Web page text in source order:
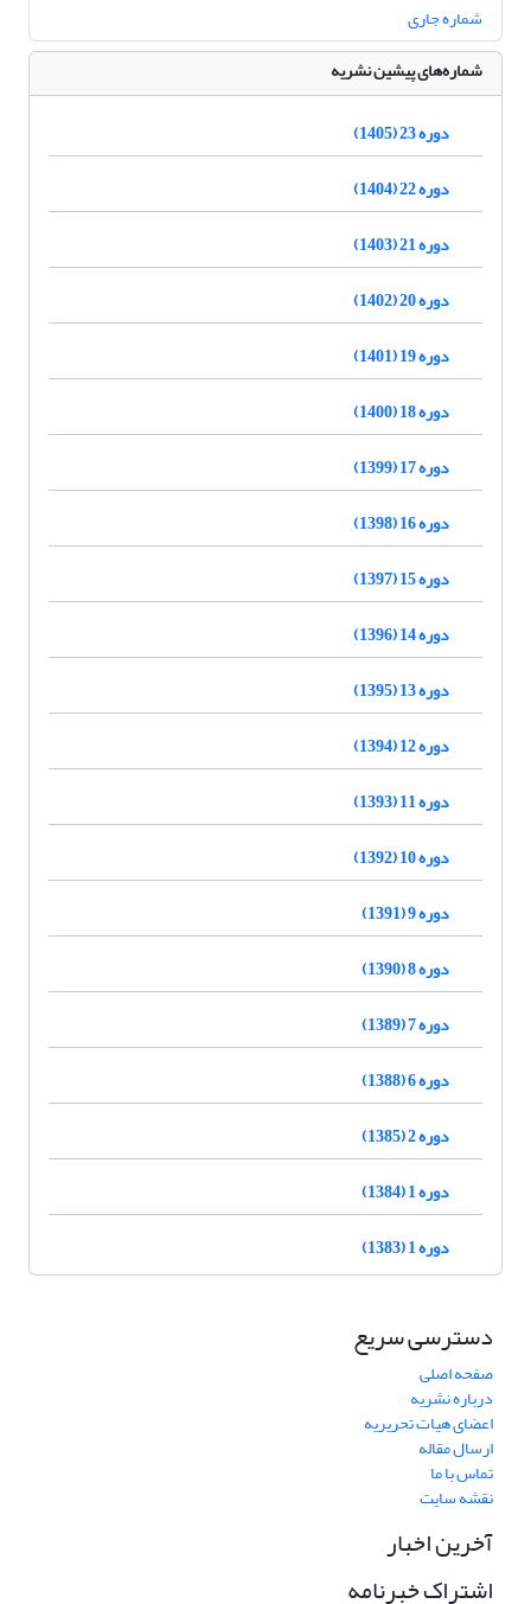
شماره جاری
شماره‌های پیشین نشریه
دوره 23 (1405)
دوره 22 (1404)
دوره 21 (1403)
دوره 20 (1402)
دوره 19 (1401)
دوره 18 (1400)
دوره 17 (1399)
دوره 16 (1398)
دوره 15 (1397)
دوره 14 (1396)
دوره 13 (1395)
دوره 12 (1394)
دوره 11 (1393)
دوره 10 (1392)
دوره 9 (1391)
دوره 8 (1390)
دوره 7 (1389)
دوره 6 (1388)
دوره 2 (1385)
دوره 1 (1384)
دوره 1 (1383)
دسترسی سریع
صفحه اصلی
درباره نشریه
اعضای هیات تحریریه
ارسال مقاله
تماس با ما
نقشه سایت
آخرین اخبار
اشتراک خبرنامه